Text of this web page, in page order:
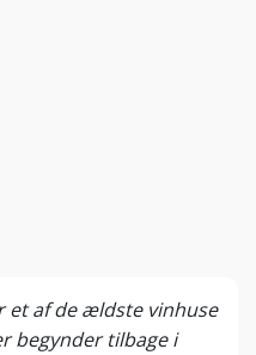
et af de ældste vinhuse
begynder tilbage i